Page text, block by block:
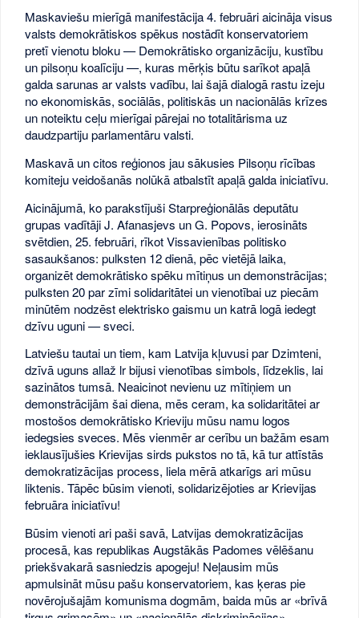
Maskaviešu mierīgā manifestācija 4. februāri aicināja visus
valsts demokrātiskos spēkus nostādīt konservatoriem
pretī vienotu bloku — Demokrātisko organizāciju, kustību
un pilsoņu koalīciju —, kuras mērķis būtu sarīkot apaļā
galda sarunas ar valsts vadību, lai šajā dialogā rastu izeju
no ekonomiskās, sociālās, politiskās un nacionālās krīzes
un noteiktu ceļu mierīgai pārejai no totalitārisma uz
daudzpartiju parlamentāru valsti.
Maskavā un citos reģionos jau sākusies Pilsoņu rīcības
komiteju veidošanās nolūkā atbalstīt apaļā galda iniciatīvu.
Aicinājumā, ko parakstījuši Starpreģionālās deputātu
grupas vadītāji J. Afanasjevs un G. Popovs, ierosināts
svētdien, 25. februāri, rīkot Vissavienības politisko
sasaukšanos: pulksten 12 dienā, pēc vietējā laika,
organizēt demokrātisko spēku mītiņus un demonstrācijas;
pulksten 20 par zīmi solidaritātei un vienotībai uz piecām
minūtēm nodzēst elektrisko gaismu un katrā logā iedegt
dzīvu uguni — sveci.
Latviešu tautai un tiem, kam Latvija kļuvusi par Dzimteni,
dzīvā uguns allaž lr bijusi vienotības simbols, līdzeklis, lai
sazinātos tumsā. Neaicinot nevienu uz mītiņiem un
demonstrācijām šai diena, mēs ceram, ka solidaritātei ar
mostošos demokrātisko Krieviju mūsu namu logos
iedegsies sveces. Mēs vienmēr ar cerību un bažām esam
ieklausījušies Krievijas sirds pukstos no tā, kā tur attīstās
demokratizācijas process, liela mērā atkarīgs ari mūsu
liktenis. Tāpēc būsim vienoti, solidarizējoties ar Krievijas
februāra iniciatīvu!
Būsim vienoti ari paši savā, Latvijas demokratizācijas
procesā, kas republikas Augstākās Padomes vēlēšanu
priekšvakarā sasniedzis apogeju! Neļausim mūs
apmulsināt mūsu pašu konservatoriem, kas ķeras pie
novērojušajām komunisma dogmām, baida mūs ar «brīvā